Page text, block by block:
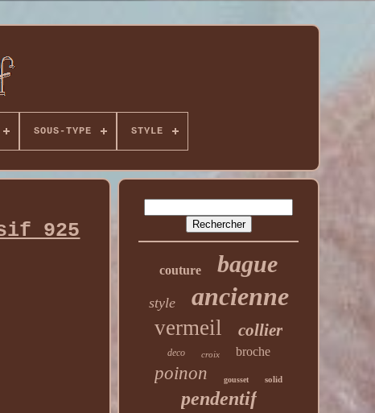
SOUS-TYPE STYLE
925
couture bague
style ancienne
vermeil collier
deco croix broche
poinon gousset solid
pendentif